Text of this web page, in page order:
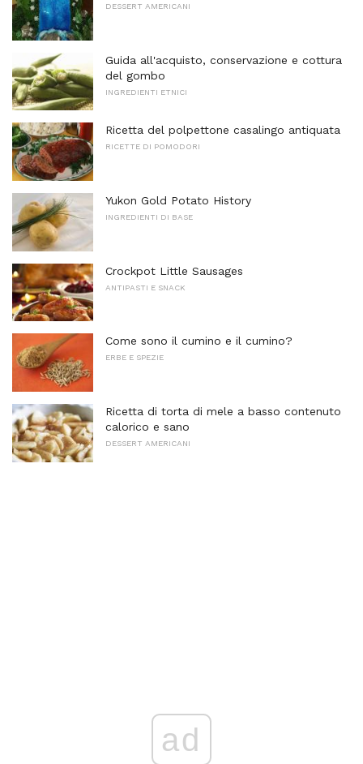
DESSERT AMERICANI
Guida all'acquisto, conservazione e cottura
del gombo
INGREDIENTI ETNICI
Ricetta del polpettone casalingo antiquata
RICETTE DI POMODORI
Yukon Gold Potato History
INGREDIENTI DI BASE
Crockpot Little Sausages
ANTIPASTI E SNACK
Come sono il cumino e il cumino?
ERBE E SPEZIE
Ricetta di torta di mele a basso contenuto
calorico e sano
DESSERT AMERICANI
ad